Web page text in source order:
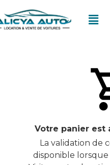
Votre panier est
La validation de
disponible